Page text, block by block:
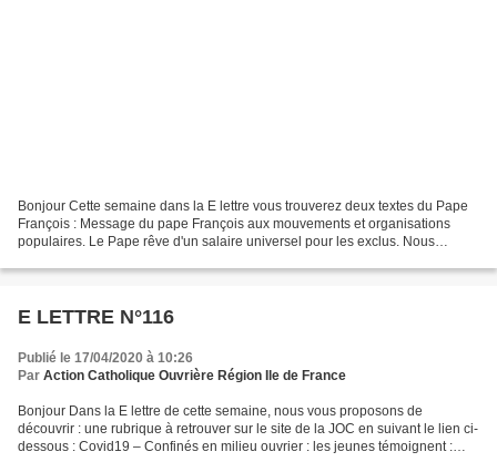
Bonjour Cette semaine dans la E lettre vous trouverez deux textes du Pape
François : Message du pape François aux mouvements et organisations
populaires. Le Pape rêve d'un salaire universel pour les exclus. Nous
E LETTRE N°116
Publié le 17/04/2020 à 10:26
Par Action Catholique Ouvrière Région Ile de France
Bonjour Dans la E lettre de cette semaine, nous vous proposons de
découvrir : une rubrique à retrouver sur le site de la JOC en suivant le lien ci-
dessous : Covid19 – Confinés en milieu ouvrier : les jeunes témoignent :